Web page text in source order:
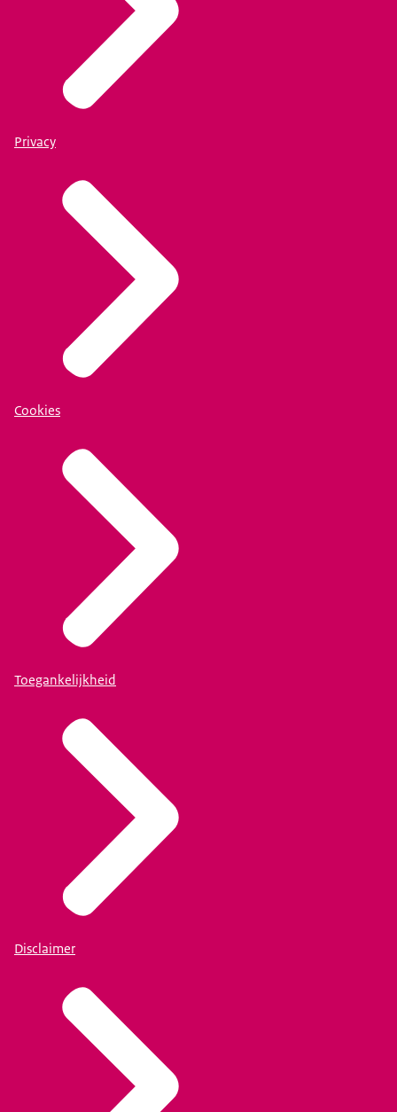
Privacy
Cookies
Toegankelijkheid
Disclaimer